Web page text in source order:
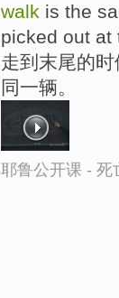
walk is the
picked out
走到末尾的
同一辆。
耶鲁公开课 - 死